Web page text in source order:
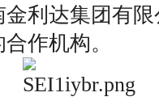
利达集团有
作机构。